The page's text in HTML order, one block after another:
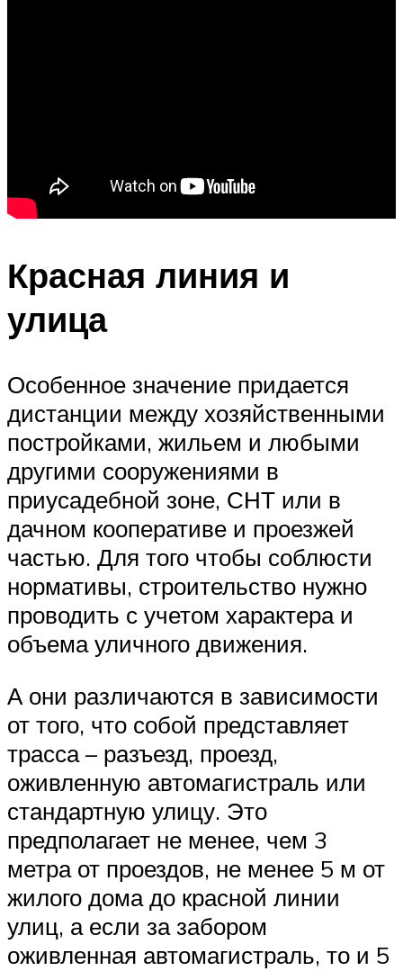
Красная линия и
улица
Особенное значение придается
дистанции между хозяйственными
постройками, жильем и любыми
другими сооружениями в
приусадебной зоне, СНТ или в
дачном кооперативе и проезжей
частью. Для того чтобы соблюсти
нормативы, строительство нужно
проводить с учетом характера и
объема уличного движения.
А они различаются в зависимости
от того, что собой представляет
трасса – разъезд, проезд,
оживленную автомагистраль или
стандартную улицу. Это
предполагает не менее, чем 3
метра от проездов, не менее 5 м от
жилого дома до красной линии
улиц, а если за забором
оживленная автомагистраль, то и 5